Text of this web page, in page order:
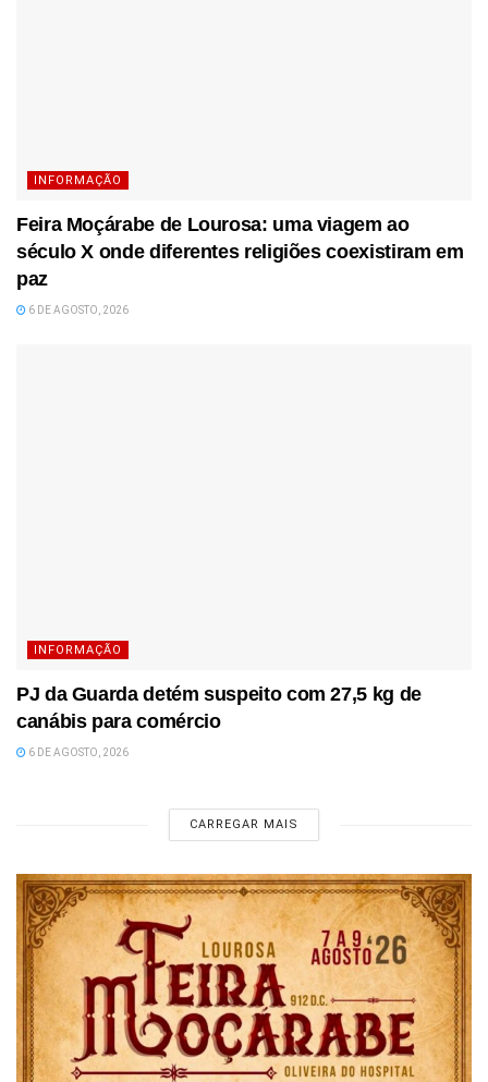
INFORMAÇÃO
Feira Moçárabe de Lourosa: uma viagem ao
século X onde diferentes religiões coexistiram em
paz
6 DE AGOSTO, 2026
INFORMAÇÃO
PJ da Guarda detém suspeito com 27,5 kg de
canábis para comércio
6 DE AGOSTO, 2026
CARREGAR MAIS